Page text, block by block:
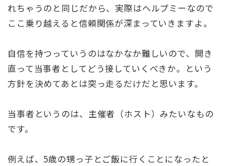
れちゃうのと同じだから、実際はヘルプミーなので
ここ乗り越えると信頼関係が深まっていきますよ。
自信を持つっていうのはなかなか難しいので、開き
直って当事者としてどう接していくべきか。という
方針を決めてあとは突っ走るだけだと思います。
当事者というのは、主催者（ホスト）みたいなもの
です。
例えば、5歳の甥っ子とご飯に行くことになったと